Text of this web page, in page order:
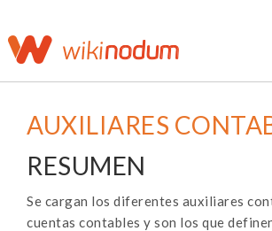
AUXILIARES
RESUMEN
Se cargan los diferentes auxiliares
cuentas contables y son los que